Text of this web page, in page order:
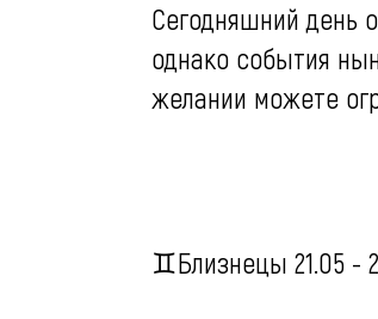
Сегодняшний день
однако события
желании можете
♊️Близнецы 21.05 -